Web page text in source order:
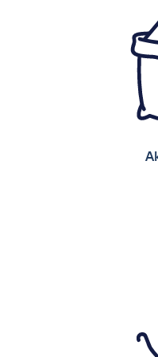
Insbesondere der
Biotin, Folsäure
positiven
bewirken einen
auf Huf, Klaue,
,
erfüllen sie nicht
Funktionen
verbessern auch
und